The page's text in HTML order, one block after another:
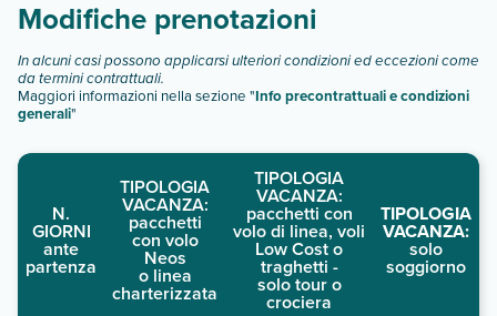
Modifiche prenotazioni
In alcuni casi possono applicarsi ulteriori condizioni ed eccezioni come
da termini contrattuali.
Maggiori informazioni nella sezione "Info precontrattuali e condizioni
generali"
N.
GIORNI
ante
partenza
TIPOLOGIA
VACANZA:
pacchetti
con volo
Neos
o linea
charterizzata
TIPOLOGIA
VACANZA:
pacchetti con
volo di linea, voli
Low Cost o
traghetti -
solo tour o
crociera
TIPOLOGIA
VACANZA:
solo
soggiorno